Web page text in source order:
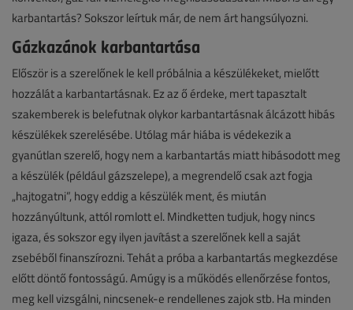
karbantartás? Sokszor leírtuk már, de nem árt hangsúlyozni.
Gázkazánok karbantartása
Először is a szerelőnek le kell próbálnia a készülékeket, mielőtt
hozzálát a karbantartásnak. Ez az ő érdeke, mert tapasztalt
szakemberek is belefutnak olykor karbantartásnak álcázott hibás
készülékek szerelésébe. Utólag már hiába is védekezik a
gyanútlan szerelő, hogy nem a karbantartás miatt hibásodott meg
a készülék (például gázszelepe), a megrendelő csak azt fogja
„hajtogatni”, hogy eddig a készülék ment, és miután
hozzányúltunk, attól romlott el. Mindketten tudjuk, hogy nincs
igaza, és sokszor egy ilyen javítást a szerelőnek kell a saját
zsebéből finanszírozni. Tehát a próba a karbantartás megkezdése
előtt döntő fontosságú. Amúgy is a működés ellenőrzése fontos,
meg kell vizsgálni, nincsenek-e rendellenes zajok stb. Ha minden